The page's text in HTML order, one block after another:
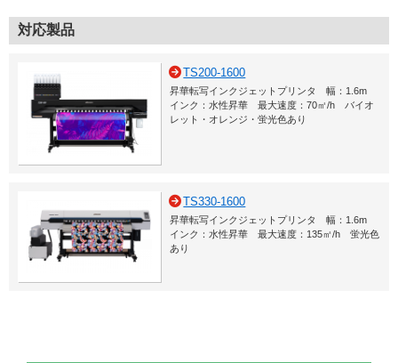
対応製品
TS200-1600
昇華転写インクジェットプリンタ 幅：1.6m
インク：水性昇華 最大速度：70㎡/h バイオ
レット・オレンジ・蛍光色あり
TS330-1600
昇華転写インクジェットプリンタ 幅：1.6m
インク：水性昇華 最大速度：135㎡/h 蛍光色
あり